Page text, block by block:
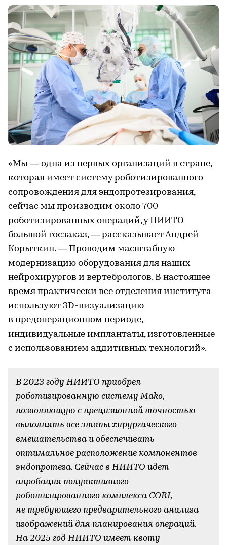
«Мы — одна из первых организаций в стране,
которая имеет систему роботизированного
сопровождения для эндопротезирования,
сейчас мы производим около 700
роботизированных операций, у НИИТО
большой госзаказ, — рассказывает Андрей
Корыткин. — Проводим масштабную
модернизацию оборудования для наших
нейрохирургов и вертебрологов. В настоящее
время практически все отделения института
используют 3D-визуализацию
в предоперационном периоде,
индивидуальные имплантаты, изготовленные
с использованием аддитивных технологий».
В 2023 году НИИТО приобрел
роботизированную систему Mako,
позволяющую с прецизионной точностью
выполнять все этапы хирургического
вмешательства и обеспечивать
оптимальное расположение компонентов
эндопротеза. Сейчас в НИИТО идет
апробация полуактивного
роботизированного комплекса CORI,
не требующего предварительного анализа
изображений для планирования операций.
На 2025 год НИИТО имеет квоту